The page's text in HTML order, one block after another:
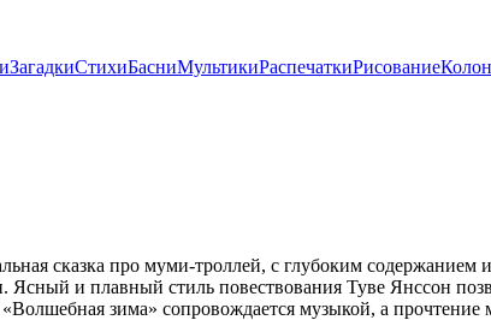
ЗагадкиСтихиБасниМультикиРаспечаткиРисование
сказка про муми-троллей, с глубоким содержанием
и плавный стиль повествования Туве Янссон
зима» сопровождается музыкой, а прочтение